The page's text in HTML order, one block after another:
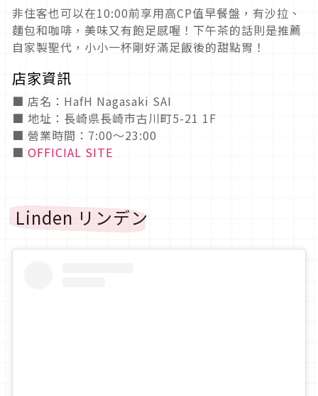
非住客也可以在10:00前享用高CP值早餐盤，有沙拉、
麵包和咖啡，美味又有飽足感喔！下午茶的話則是推薦
自家製聖代，小小一杯剛好滿足飯後的甜點胃！
店家資訊
■ 店名：HafH Nagasaki SAI
■ 地址：長崎県長崎市古川町5-21 1F
■ 營業時間：7:00～23:00
■ OFFICIAL SITE
Linden リンデン